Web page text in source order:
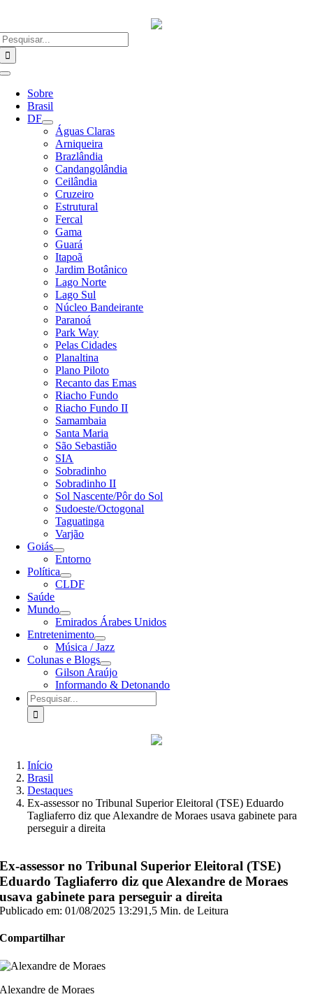
o
conteúdo
Alternar
Navegação
Sobre
Brasil
DF
Águas Claras
Arniqueira
Brazlândia
Candangolândia
Ceilândia
Cruzeiro
Estrutural
Fercal
Gama
Guará
Itapoã
Jardim Botânico
Lago Norte
Lago Sul
Núcleo Bandeirante
Paranoá
Park Way
Pelas Cidades
Planaltina
Plano Piloto
Recanto das Emas
Riacho Fundo
Riacho Fundo II
Samambaia
Santa Maria
São Sebastião
SIA
Sobradinho
Sobradinho II
Sol Nascente/Pôr do Sol
Sudoeste/Octogonal
Taguatinga
Varjão
Goiás
Entorno
Política
CLDF
Saúde
Mundo
Emirados Árabes Unidos
Entretenimento
Música / Jazz
Colunas e Blogs
Gilson Araújo
Informando & Detonando
Buscar
resultados
para:
Início
Brasil
Destaques
Ex-assessor no Tribunal Superior Eleitoral (TSE) Eduardo
Tagliaferro diz que Alexandre de Moraes usava gabinete para
perseguir a direita
Ex-assessor no Tribunal Superior Eleitoral (TSE)
Eduardo Tagliaferro diz que Alexandre de Moraes
usava gabinete para perseguir a direita
Publicado em: 01/08/2025 13:291,5 Min. de Leitura
Compartilhar
Alexandre de Moraes